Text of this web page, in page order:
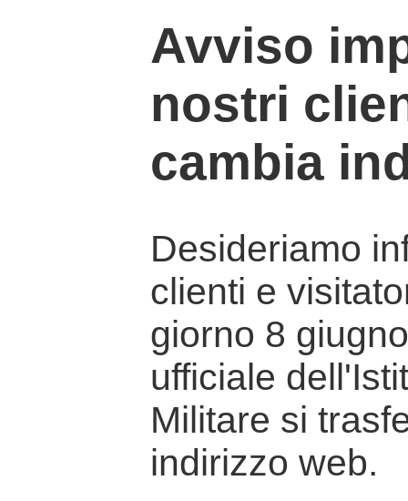
Avviso
nostri
cambia
Desideriamo
clienti e
giorno 8
ufficiale
Militare si
indirizzo web.